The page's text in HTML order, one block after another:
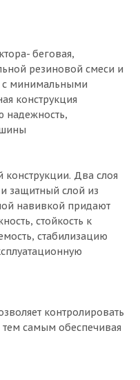
беговая,
резиновой смеси и
с минимальными
конструкция
надежность,
Два слоя
защитный слой из
навивкой придают
стойкость к
стабилизацию
контролировать
тем самым обеспечивая